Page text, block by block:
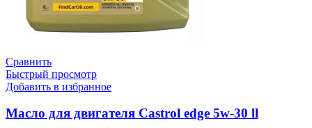
Сравнить
Быстрый просмотр
Добавить в избранное
Масло для двигателя Castrol edge 5w-30 ll